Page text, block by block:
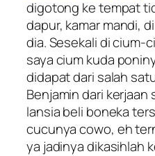
digotong ke tempat
dapur, kamar mandi,
dia. Sesekali di cium-
saya cium kuda
didapat dari salah
Benjamin dari
lansia beli boneka
cucunya cowo, eh
ya jadinya dikasihlah